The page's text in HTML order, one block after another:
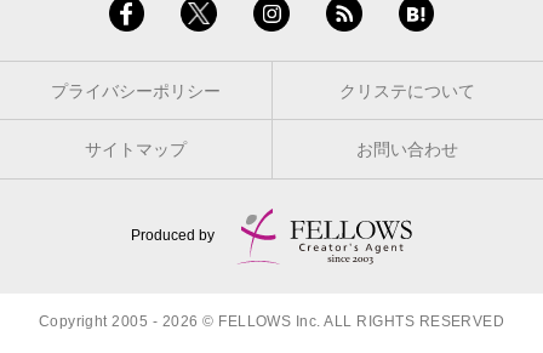
プライバシーポリシー クリステについて
サイトマップ お問い合わせ
Produced by
Copyright 2005 - 2026 © FELLOWS Inc. ALL RIGHTS RESERVED